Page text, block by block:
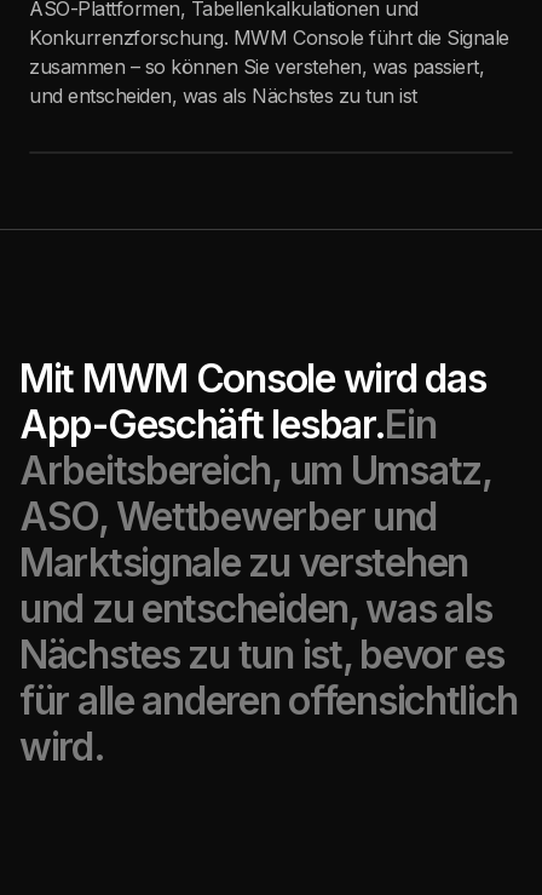
ASO-Plattformen, Tabellenkalkulationen und
Konkurrenzforschung. MWM Console führt die Signale
zusammen – so können Sie verstehen, was passiert,
und entscheiden, was als Nächstes zu tun ist
Mit MWM Console wird das
App-Geschäft lesbar.Ein
Arbeitsbereich, um Umsatz,
ASO, Wettbewerber und
Marktsignale zu verstehen
und zu entscheiden, was als
Nächstes zu tun ist, bevor es
für alle anderen offensichtlich
wird.